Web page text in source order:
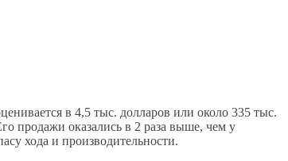
в 4,5 тыс. долларов или около 335 тыс.
продажи оказались в 2 раза выше, чем у
хода и производительности.